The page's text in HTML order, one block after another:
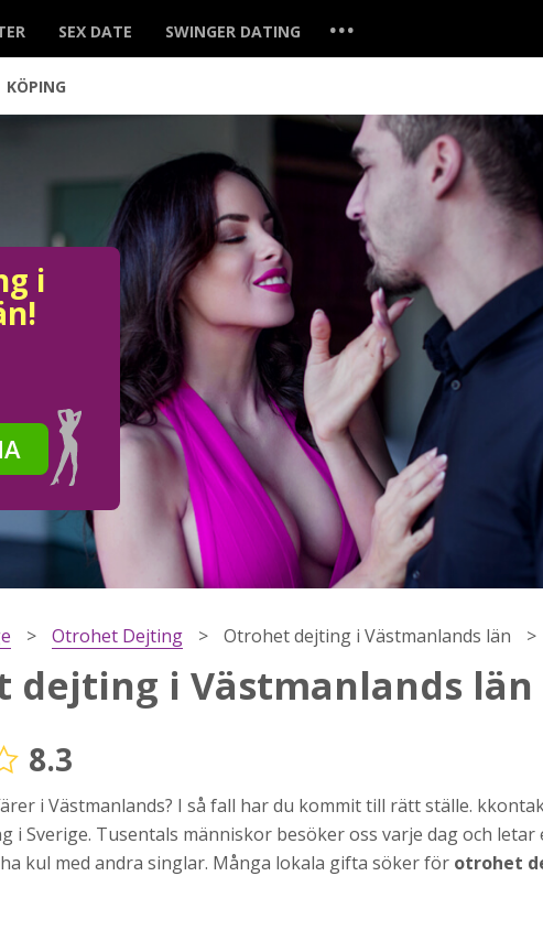
SEX DATE SWINGER DATING ...
KÖPING
i
och
när jag
Otrohet Dejting Otrohet dejting i Västmanlands län
dejting i Västmanlands län
8.3
i Västmanlands? I så fall har du kommit till rätt ställe.
i Sverige. Tusentals människor besöker oss varje dag och
kul med andra singlar. Många lokala gifta söker för otrohet